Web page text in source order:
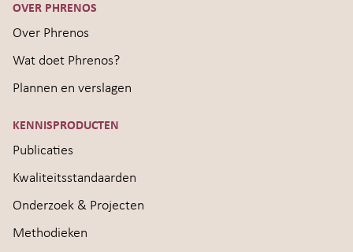
OVER PHRENOS
Over Phrenos
Wat doet Phrenos?
Plannen en verslagen
KENNISPRODUCTEN
Publicaties
Kwaliteitsstandaarden
Onderzoek & Projecten
Methodieken